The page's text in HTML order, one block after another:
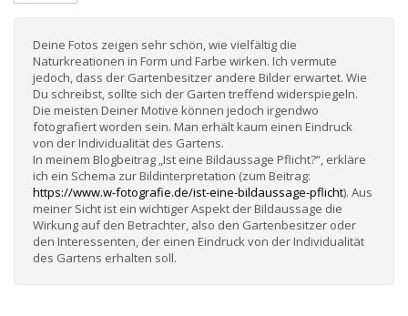
Deine Fotos zeigen sehr schön, wie vielfältig die
Naturkreationen in Form und Farbe wirken. Ich vermute
jedoch, dass der Gartenbesitzer andere Bilder erwartet. Wie
Du schreibst, sollte sich der Garten treffend widerspiegeln.
Die meisten Deiner Motive können jedoch irgendwo
fotografiert worden sein. Man erhält kaum einen Eindruck
von der Individualität des Gartens.
In meinem Blogbeitrag „Ist eine Bildaussage Pflicht?“, erkläre
ich ein Schema zur Bildinterpretation (zum Beitrag:
https://www.w-fotografie.de/ist-eine-bildaussage-pflicht). Aus
meiner Sicht ist ein wichtiger Aspekt der Bildaussage die
Wirkung auf den Betrachter, also den Gartenbesitzer oder
den Interessenten, der einen Eindruck von der Individualität
des Gartens erhalten soll.